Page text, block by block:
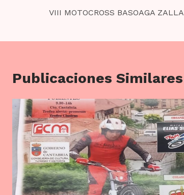
de
VIII MOTOCROSS BASOAGA ZALLA
Publicaciones Similares